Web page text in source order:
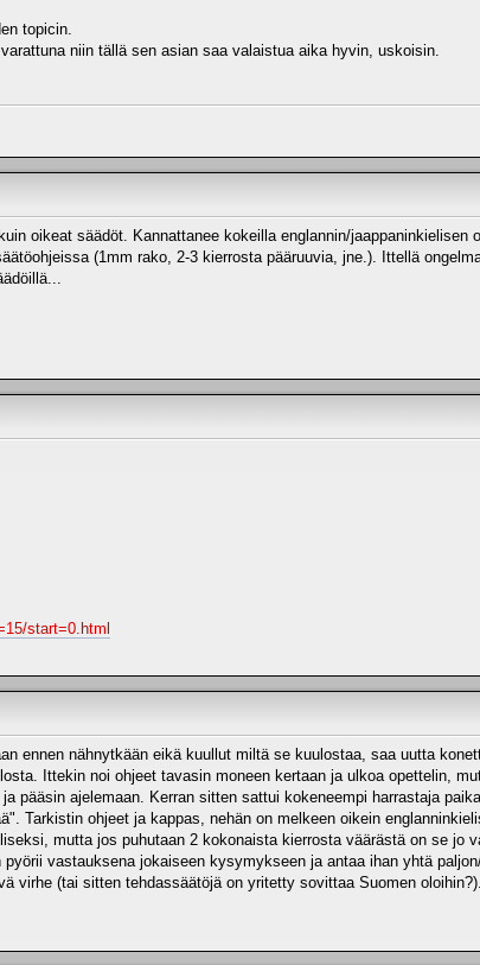
topicin.
niin tällä sen asian saa valaistua aika hyvin, uskoisin.
oikeat säädöt. Kannattanee kokeilla englannin/jaappaninkielisen
(1mm rako, 2-3 kierrosta pääruuvia, jne.). Ittellä
start=0.html
ennen nähnytkään eikä kuullut miltä se kuulostaa, saa uutta
Ittekin noi ohjeet tavasin moneen kertaan ja ulkoa opettelin,
pääsin ajelemaan. Kerran sitten sattui kokeneempi harrastaja
Tarkistin ohjeet ja kappas, nehän on melkeen oikein
mutta jos puhutaan 2 kokonaista kierrosta väärästä on se jo
vastauksena jokaiseen kysymykseen ja antaa ihan yhtä
virhe (tai sitten tehdassäätöjä on yritetty sovittaa Suomen